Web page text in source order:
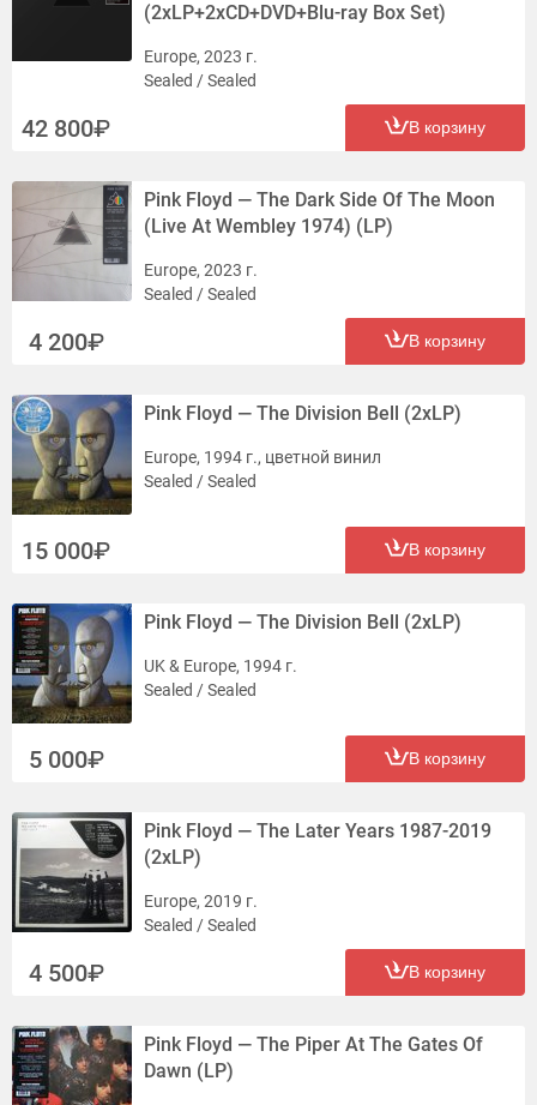
(2хLP+2хCD+DVD+Blu-ray Box Set)
Europe, 2023 г.
Sealed / Sealed
42 800 В корзину
Pink Floyd — The Dark Side Of The Moon
(Live At Wembley 1974) (LP)
Europe, 2023 г.
Sealed / Sealed
4 200 В корзину
Pink Floyd — The Division Bell (2xLP)
Europe, 1994 г., цветной винил
Sealed / Sealed
15 000 В корзину
Pink Floyd — The Division Bell (2xLP)
UK & Europe, 1994 г.
Sealed / Sealed
5 000 В корзину
Pink Floyd — The Later Years 1987-2019
(2xLP)
Europe, 2019 г.
Sealed / Sealed
4 500 В корзину
Pink Floyd — The Piper At The Gates Of
Dawn (LP)